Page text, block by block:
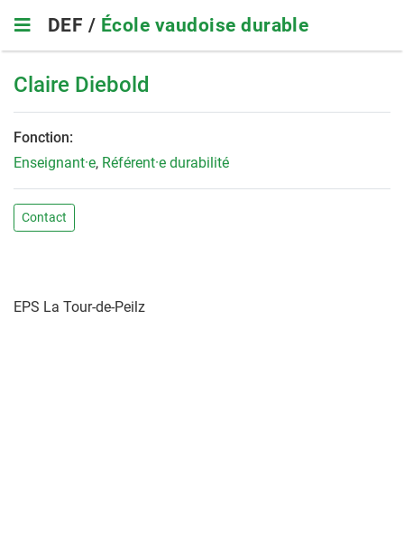
main
navigation
DEF / École vaudoise durable
Claire Diebold
Fonction:
Enseignant·e, Référent·e durabilité
Contact
EPS La Tour-de-Peilz